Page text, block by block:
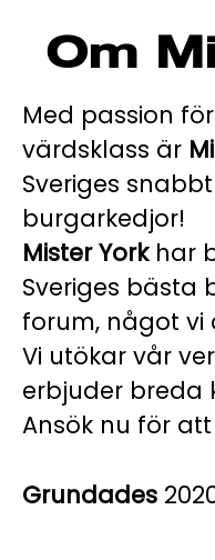
Om
Med passion
värdsklass är
Sveriges
burgarkedjor!
Mister Yorkhar
Sveriges bästa
forum, något vi
Vi utökar vår
erbjuder breda
Ansök nu för
Grundades